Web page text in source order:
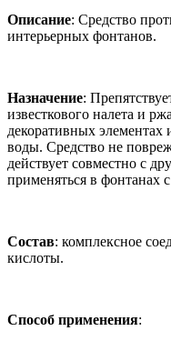
Описание: Средство
интерьерных фонтанов.
Назначение:
известкового налета и
декоративных элементах
воды. Средство не
действует совместно с
применяться в фонтанах
Состав: комплексное
кислоты.
Способ применения: